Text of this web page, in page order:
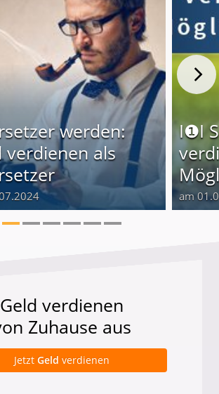
werden:
verdienen als
I❶I
am
Geld verdienen
Zuhause aus
Jetzt Geld verdienen